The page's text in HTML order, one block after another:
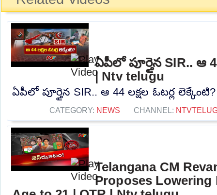
ఏపీలో పూర్తైన SIR.. ఆ
| Ntv telugu
ఏపీలో పూర్తైన SIR.. ఆ 44 లక్షల ఓటర్ల
CATEGORY: NEWS CHANNEL:
Telangana CM
Proposes Lowering